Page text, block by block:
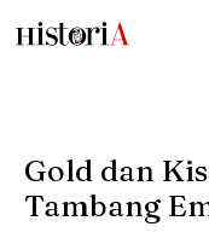
Gold dan
Tambang